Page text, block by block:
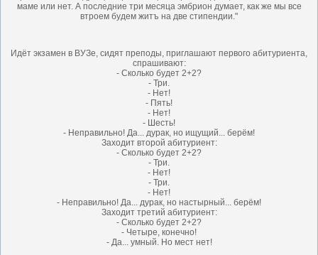
маме или нет. А последние три месяца эмбрион думает, как же мы все
втроем будем житъ на две стипендии."
Идёт экзамен в ВУЗе, сидят преподы, приглашают первого абитуриента,
спрашивают:
- Сколько будет 2+2?
- Три.
- Нет!
- Пять!
- Нет!
- Шесть!
- Неправильно! Да... дурак, но ищущий... берём!
Заходит второй абитуриент:
- Сколько будет 2+2?
- Три.
- Нет!
- Три.
- Нет!
- Неправильно! Да... дурак, но настырный... берём!
Заходит третий абитуриент:
- Сколько будет 2+2?
- Четыре, конечно!
- Да... умный. Но мест нет!